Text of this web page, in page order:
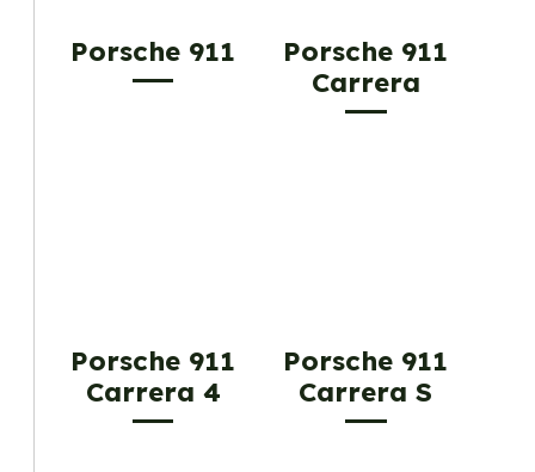
Porsche 911
Porsche 911
Carrera
Porsche 911
Carrera 4
Porsche 911
Carrera S